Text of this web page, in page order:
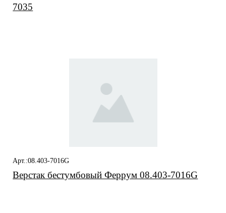
7035
Арт.:08.403-7016G
Верстак бестумбовый Феррум 08.403-7016G